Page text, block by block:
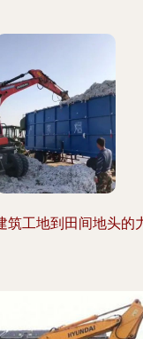
筑工地到田间地头的